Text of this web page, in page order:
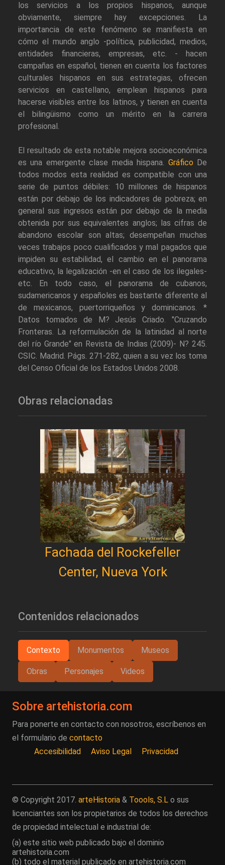
los servicios a los propios hispanos, aunque
obviamente, siempre hay excepciones. La
importancia de este fenómeno se manifiesta en
cómo el mundo anglo -política, publicidad, medios,
entidades financieras, empresas, etc. - hacen
campañas en español, tienen en cuenta los factores
culturales hispanos en sus estrategias, ofrecen
servicios en castellano, emplean hispanos para
hacerse visibles entre los latinos, y tienen en cuenta
el bilingüismo como un mérito en la carrera
profesional.
El resultado de esta notable mejora socioeconómica
es una emergente clase media hispana. Gráfico De
todos modos esta realidad es compatible con una
serie de puntos débiles: 10 millones de hispanos
están por debajo de los indicadores de pobreza; en
general sus ingresos están por debajo de la media
obtenida por sus equivalentes anglos; las cifras de
abandono escolar son altas; desempeñan muchas
veces trabajos poco cualificados y mal pagados que
impiden su estabilidad, el cambio en el panorama
educativo, la legalización -en el caso de los ilegales-
etc. En todo caso, el panorama de cubanos,
sudamericanos y españoles es bastante diferente al
de mexicanos, puertorriqueños y dominicanos. *
Datos tomados de M? Jesús Criado. "Cruzando
Fronteras. La reformulación de la latinidad al norte
del río Grande" en Revista de Indias (2009)- N? 245.
CSIC. Madrid. Págs. 271-282, quien a su vez los toma
del Censo Oficial de los Estados Unidos 2008.
Obras relacionadas
Fachada del Rockefeller
Center, Nueva York
Contenidos relacionados
Contexto Monumentos Museos
Obras Personajes Videos
Sobre artehistoria.com
Para ponerte en contacto con nosotros, escríbenos en
el formulario de contacto
Accesibilidad
Aviso Legal Privacidad
© Copyright 2017. arteHistoria & Toools, S.L o sus
licenciantes son los propietarios de todos los derechos
de propiedad intelectual e industrial de:
(a) este sitio web publicado bajo el dominio
artehistoria.com
(b) todo el material publicado en artehistoria.com